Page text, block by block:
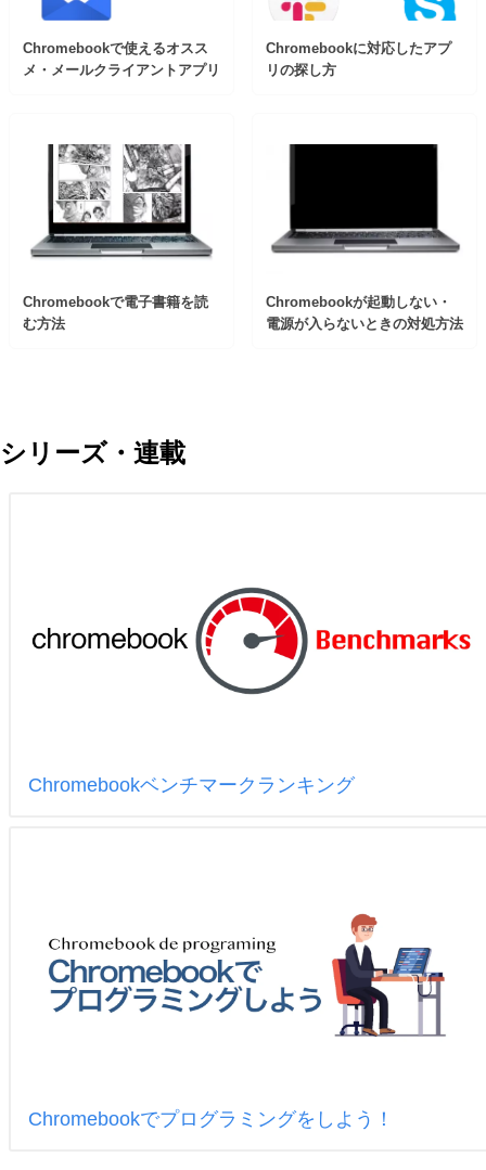
Chromebookで使えるオスス
メ・メールクライアントアプリ
Chromebookに対応したアプ
リの探し方
Chromebookで電子書籍を読
む方法
Chromebookが起動しない・
電源が入らないときの対処方法
シリーズ・連載
Chromebookベンチマークランキング
Chromebookでプログラミングをしよう！